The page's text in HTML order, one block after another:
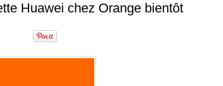
Huawei chez Orange bientôt